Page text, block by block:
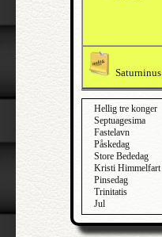
Saturninus
Hellig tre konger
Septuagesima
Fastelavn
Påskedag
Store Bededag
Kristi Himmelfart
Pinsedag
Trinitatis
Jul